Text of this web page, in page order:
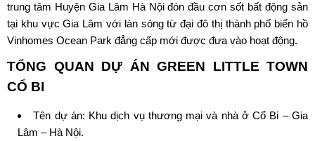
trung tâm Huyện Gia Lâm Hà Nội đón đầu cơn sốt bất động sản
tại khu vực Gia Lâm với làn sóng từ đại đô thị thành phố biển hồ
Vinhomes Ocean Park đẳng cấp mới được đưa vào hoạt động.
TỔNG QUAN DỰ ÁN GREEN LITTLE TOWN
CỔ BI
Tên dự án: Khu dịch vụ thương mại và nhà ở Cổ Bi – Gia
Lâm – Hà Nội.